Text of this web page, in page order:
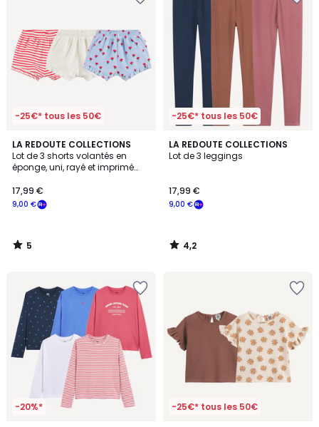
-25€* tous les 50€
LA REDOUTE COLLECTIONS
Lot de 3 shorts volantés en
éponge, uni, rayé et imprimé
9,00 €
17,99 €
5
/
5
5
/
-25€* tous les 50€
LA REDOUTE COLLECTIONS
Lot de 3 leggings
9,00 €
17,99 €
4,2
/ 5
4,2
/
-20%* -25€* tous les 50€